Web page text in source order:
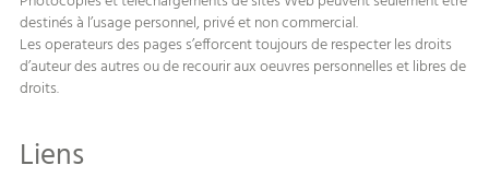
destinés à l’usage personnel, privé et non commercial.
Les operateurs des pages s’efforcent toujours de respecter les droits
d’auteur des autres ou de recourir aux oeuvres personnelles et libres de
droits.
Liens